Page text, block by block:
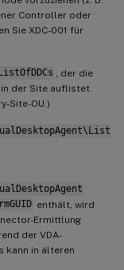
Controller oder
Sie XDC-001 für
ListOfDDCs
, der die
der Site auflistet.
Site-OU.)
enthält, wird
Ermittlung
der VDA-
kann in älteren